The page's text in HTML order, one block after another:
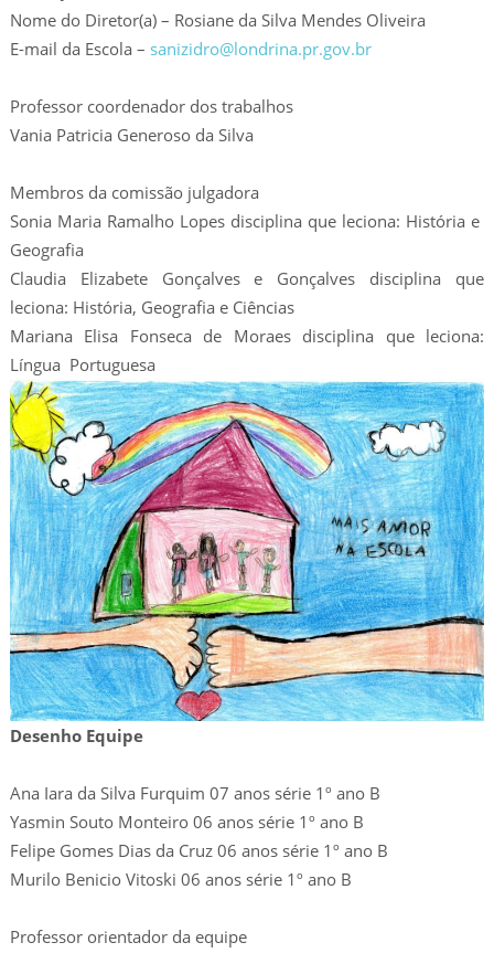
Nome do Diretor(a) – Rosiane da Silva Mendes Oliveira
E-mail da Escola – sanizidro@londrina.pr.gov.br
Professor coordenador dos trabalhos
Vania Patricia Generoso da Silva
Membros da comissão julgadora
Sonia Maria Ramalho Lopes disciplina que leciona: História e
Geografia
Claudia Elizabete Gonçalves e Gonçalves disciplina que
leciona: História, Geografia e Ciências
Mariana Elisa Fonseca de Moraes disciplina que leciona:
Língua Portuguesa
Desenho Equipe
Ana Iara da Silva Furquim 07 anos série 1º ano B
Yasmin Souto Monteiro 06 anos série 1º ano B
Felipe Gomes Dias da Cruz 06 anos série 1º ano B
Murilo Benicio Vitoski 06 anos série 1º ano B
Professor orientador da equipe